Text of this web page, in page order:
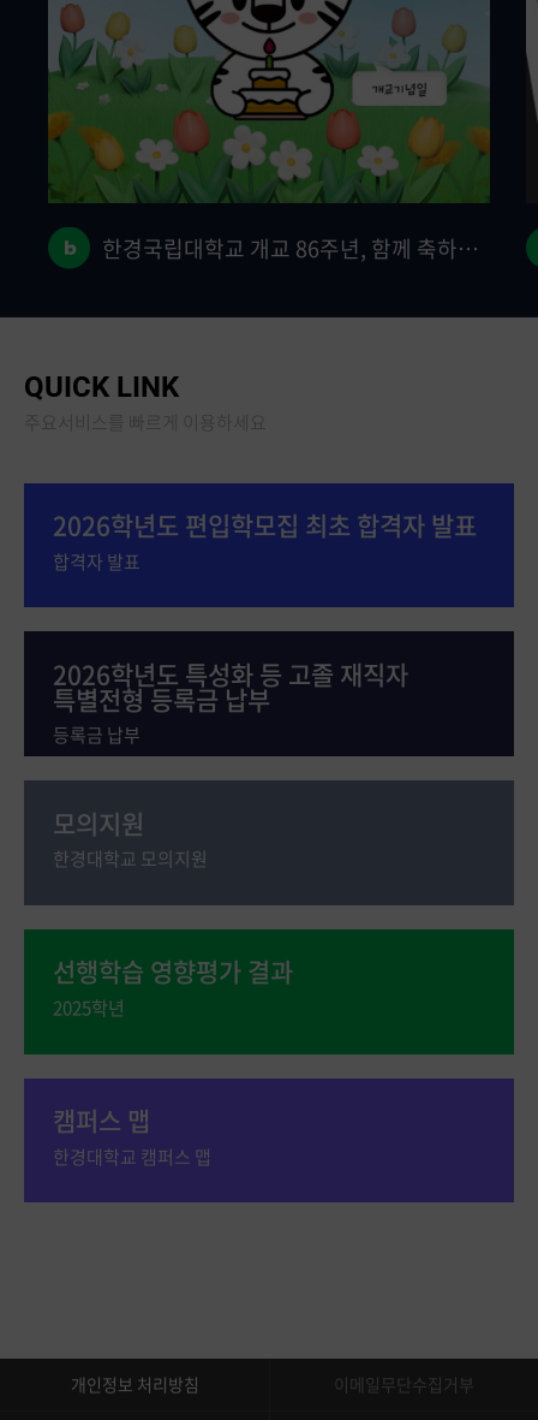
한경국립대학교 개교 86주년, 함께 축하해 주세요!
QUICK LINK
주요서비스를 빠르게 이용하세요
2026학년도 편입학모집 최초 합격자 발표
합격자 발표
2026학년도 특성화 등 고졸 재직자
특별전형 등록금 납부
등록금 납부
모의지원
한경대학교 모의지원
선행학습 영향평가 결과
2025학년
캠퍼스 맵
한경대학교 캠퍼스 맵
개인정보 처리방침 이메일무단수집거부